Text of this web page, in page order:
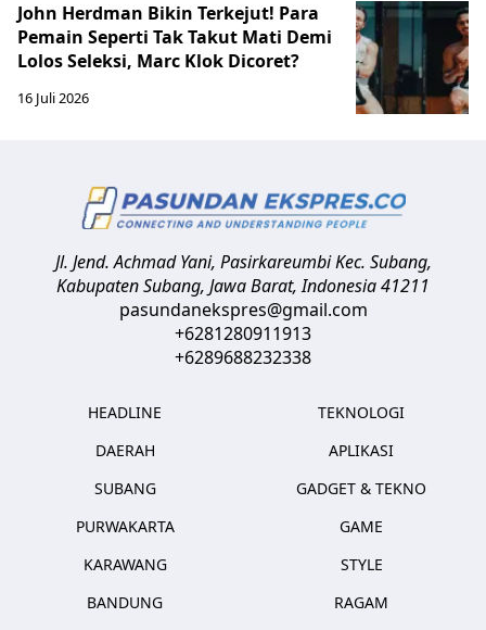
John Herdman Bikin Terkejut! Para
Pemain Seperti Tak Takut Mati Demi
Lolos Seleksi, Marc Klok Dicoret?
16 Juli 2026
Jl. Jend. Achmad Yani, Pasirkareumbi Kec. Subang,
Kabupaten Subang, Jawa Barat,Indonesia41211
pasundanekspres@gmail.com
+6281280911913
+6289688232338
HEADLINE
DAERAH
SUBANG
PURWAKARTA
KARAWANG
BANDUNG
TEKNOLOGI
APLIKASI
GADGET & TEKNO
GAME
STYLE
RAGAM